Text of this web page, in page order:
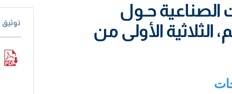
حـول
الأولى من
توثيق